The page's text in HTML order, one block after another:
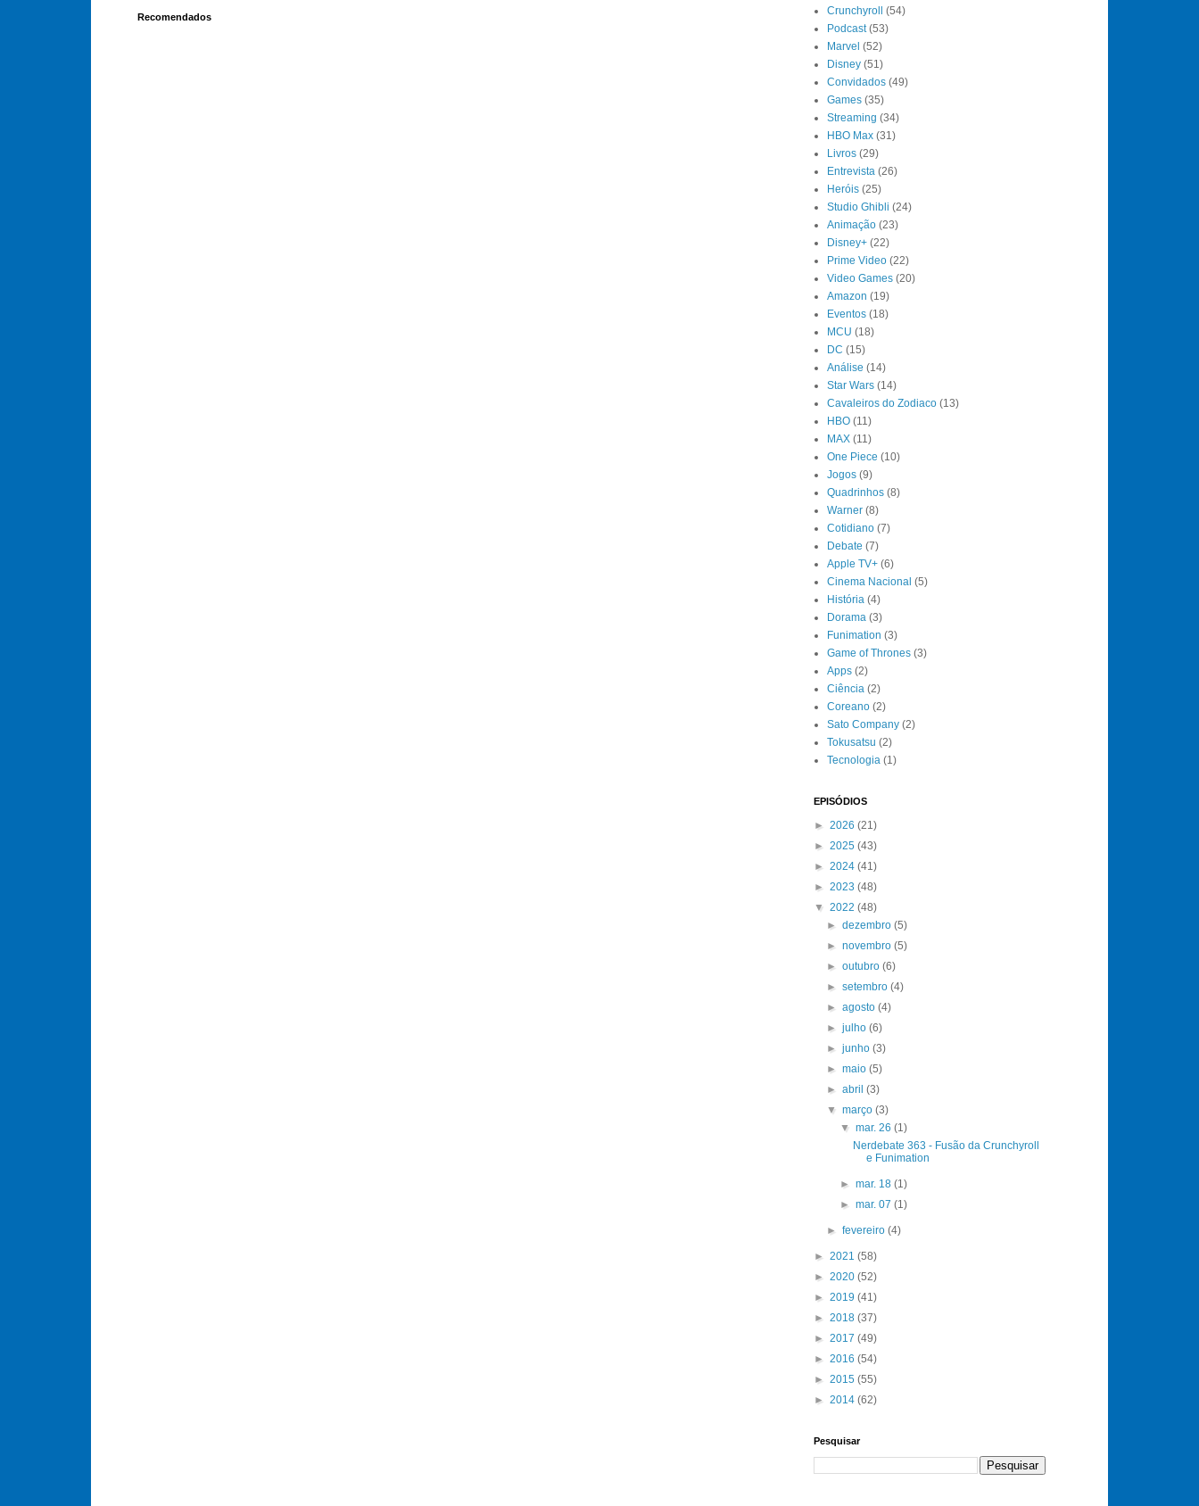
Recomendados
Crunchyroll (54)
Podcast (53)
Marvel (52)
Disney (51)
Convidados (49)
Games (35)
Streaming (34)
HBO Max (31)
Livros (29)
Entrevista (26)
Heróis (25)
Studio Ghibli (24)
Animação (23)
Disney+ (22)
Prime Video (22)
Video Games (20)
Amazon (19)
Eventos (18)
MCU (18)
DC (15)
Análise (14)
Star Wars (14)
Cavaleiros do Zodiaco (13)
HBO (11)
MAX (11)
One Piece (10)
Jogos (9)
Quadrinhos (8)
Warner (8)
Cotidiano (7)
Debate (7)
Apple TV+ (6)
Cinema Nacional (5)
História (4)
Dorama (3)
Funimation (3)
Game of Thrones (3)
Apps (2)
Ciência (2)
Coreano (2)
Sato Company (2)
Tokusatsu (2)
Tecnologia (1)
EPISÓDIOS
► 2026 (21)
► 2025 (43)
► 2024 (41)
► 2023 (48)
▼ 2022 (48)
►dezembro(5)
►novembro(5)
►outubro(6)
►setembro(4)
►agosto(4)
►julho(6)
►junho(3)
►maio(5)
►abril(3)
▼março(3)
▼ mar. 26 (1)
Nerdebate 363 - Fusão da Crunchyroll
e Funimation
► mar. 18 (1)
► mar. 07 (1)
►fevereiro(4)
► 2021 (58)
► 2020 (52)
► 2019 (41)
► 2018 (37)
► 2017 (49)
► 2016 (54)
► 2015 (55)
► 2014 (62)
Pesquisar